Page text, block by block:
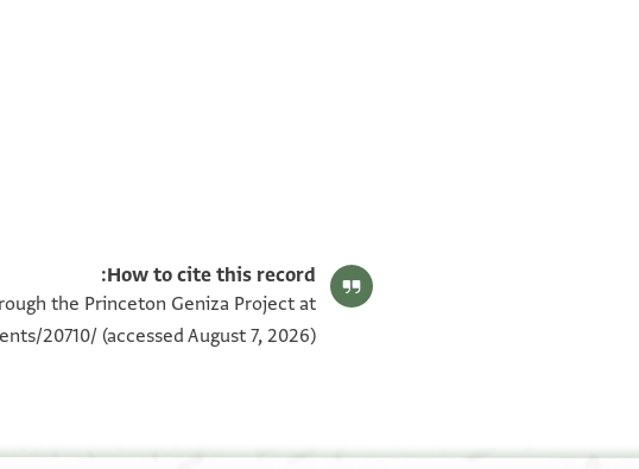
How to cite this record:
the Princeton Geniza Project at
20710/(accessed August 7, 2026).